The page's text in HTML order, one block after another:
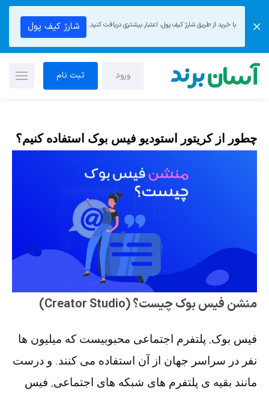
با خرید از طریق شارژ کیف پول، اعتبار بیشتری دریافت کنید. شارژ کیف پول
ورود ثبت نام
چطور از کریتور استودیو فیس بوک استفاده کنیم؟
منشن فیس بوک چیست؟ (Creator Studio)
فیس بوک, پلتفرم اجتماعی محبوبیست که میلیون ها
نفر در سراسر جهان از آن استفاده می کنند. و درست
مانند بقیه ی پلتفرم های شبکه های اجتماعی, فیس